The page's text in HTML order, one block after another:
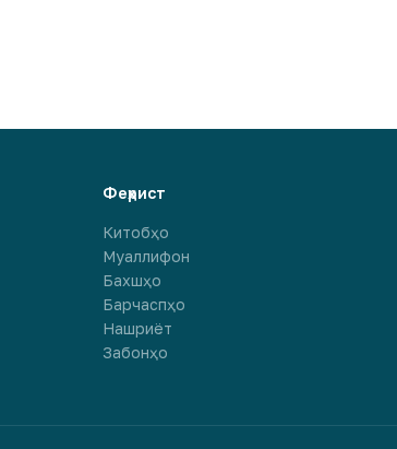
Феҳрист
Китобҳо
Муаллифон
Бахшҳо
Барчаспҳо
Нашриёт
Забонҳо